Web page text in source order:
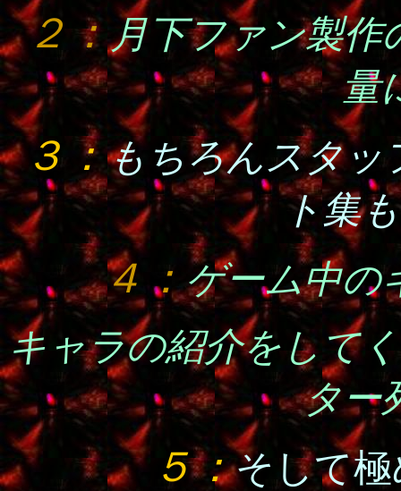
２：月下ファン製作
量
３：もちろんスタッ
ト集
４：ゲーム中の
キャラの紹介をして
ター
５：そして